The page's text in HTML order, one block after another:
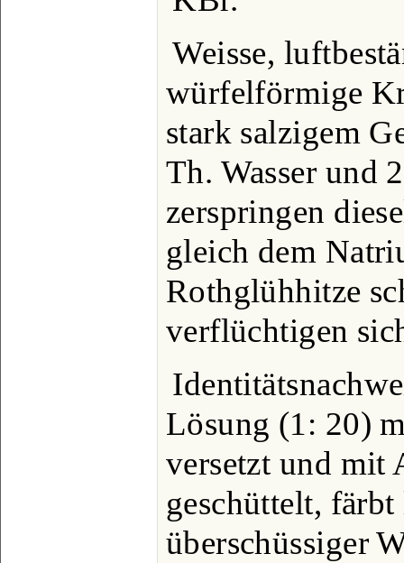
Weisse,
würfelförmige
stark salzigem
Th. Wasser und
zerspringen
gleich dem
Rothglühhitze
verflüchtigen
Lösung (1: 20)
versetzt und mit
geschüttelt,
überschüssiger